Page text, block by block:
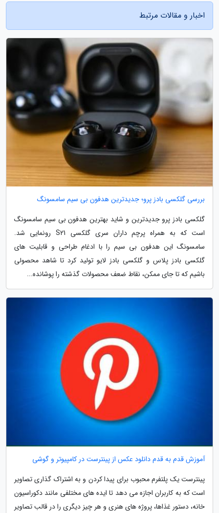
اخبار و مقالات مرتبط
بررسی گلکسی بادز پرو؛ جدیدترین هدفون بی سیم سامسونگ
گلکسی بادز پرو جدیدترین و شاید بهترین هدفون بی سیم سامسونگ
است که به همراه پرچم داران سری گلکسی S21 رونمایی شد.
سامسونگ این هدفون بی سیم را با ادغام طراحی و قابلیت های
گلکسی بادز پلاس و گلکسی بادز لایو تولید کرد تا شاهد محصولی
باشیم که تا جای ممکن، نقاط ضعف محصولات گذشته را پوشانده...
آموزش قدم به قدم دانلود عکس از پینترست در کامپیوتر و گوشی
پینترست یک پلتفرم محبوب برای پیدا کردن و به اشتراک گذاری تصاویر
است که به کاربران اجازه می دهد تا ایده های مختلفی مانند دکوراسیون
خانه، دستور غذاها، پروژه های هنری و هر چیز دیگری را در قالب تصاویر